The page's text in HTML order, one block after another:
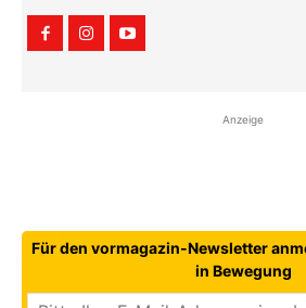
Anzeige
Für den vormagazin-Newsletter
in Bewegung